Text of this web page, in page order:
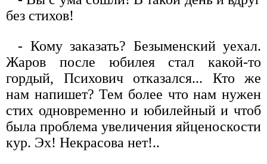
без стихов!
- Кому заказать? Безыменский уехал.
Жаров после юбилея стал какой-то
гордый, Психович отказался... Кто же
нам напишет? Тем более что нам нужен
стих одновременно и юбилейный и чтоб
была проблема увеличения яйценоскости
кур. Эх! Некрасова нет!..